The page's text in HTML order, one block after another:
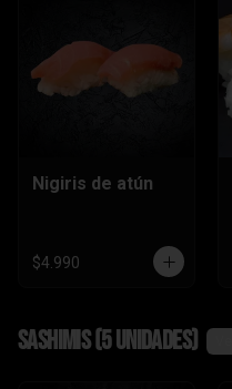
Nigiris de atún
$4.990
Sashimis (5 unidades)